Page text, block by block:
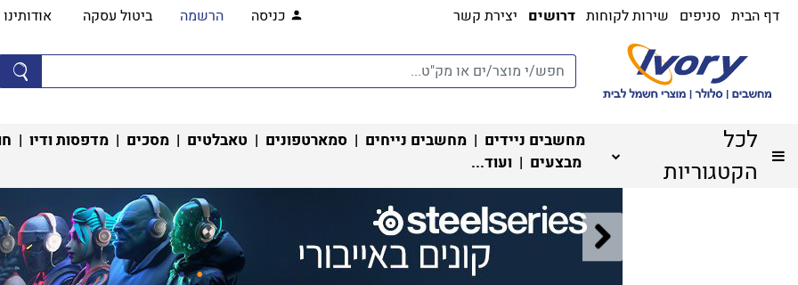
דף הבית סניפים שירות לקוחות דרושים יצירת קשר כניסה הרשמה ביטול עסקה אודותינו
לכל
הקטגוריות
מחשבים ניידים | מחשבים נייחים | סמארטפונים | טאבלטים | מסכים | מדפסות ודיו |
מבצעים | ועוד...